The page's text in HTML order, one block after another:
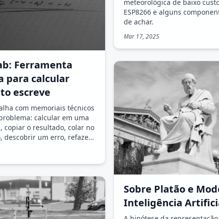
Ferramenta
para calcular
escreve
com memoriais técnicos
calcular em uma
copiar o resultado, colar no
descobrir um erro, refazer
meteorológica de baixo
ESP8266 e alguns
de achar.
Mar 17, 2025
Sobre Platão e
Inteligência